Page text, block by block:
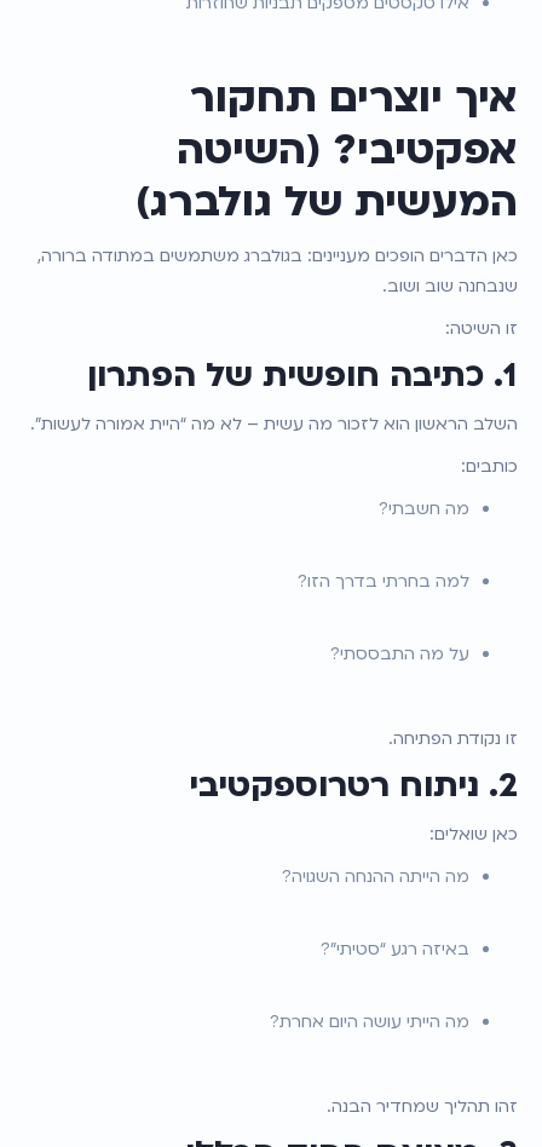
איך יוצרים תחקור
אפקטיבי? (השיטה
המעשית של גולברג)
כאן הדברים הופכים מעניינים: בגולברג משתמשים במתודה ברורה,
שנבחנה שוב ושוב.
זו השיטה:
1. כתיבה חופשית של הפתרון
השלב הראשון הוא לזכור מה עשית – לא מה “היית אמורה לעשות”.
כותבים:
מה חשבתי?
למה בחרתי בדרך הזו?
על מה התבססתי?
זו נקודת הפתיחה.
2. ניתוח רטרוספקטיבי
כאן שואלים:
מה הייתה ההנחה השגויה?
באיזה רגע “סטיתי”?
מה הייתי עושה היום אחרת?
זהו תהליך שמחדיר הבנה.